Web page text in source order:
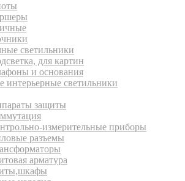
светильники
для картин
и основания
интерьерные светильники
защиты
измерительные приборы
разъемы
арматура